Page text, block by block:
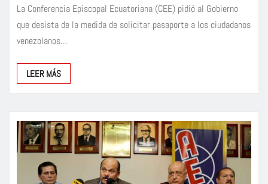
La Conferencia Episcopal Ecuatoriana (CEE) pidió al Gobierno
que desista de la medida de solicitar pasaporte a los ciudadanos
venezolanos…
LEER MÁS